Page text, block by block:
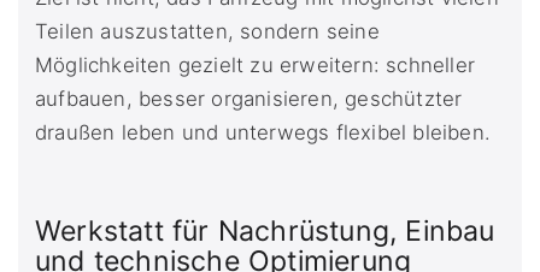
Teilen auszustatten, sondern seine
Möglichkeiten gezielt zu erweitern: schneller
aufbauen, besser organisieren, geschützter
draußen leben und unterwegs flexibel bleiben.
Werkstatt für Nachrüstung, Einbau
und technische Optimierung